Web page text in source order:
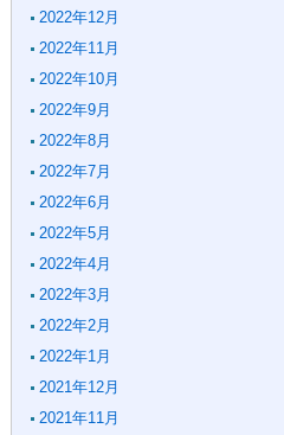
2022年12月
2022年11月
2022年10月
2022年9月
2022年8月
2022年7月
2022年6月
2022年5月
2022年4月
2022年3月
2022年2月
2022年1月
2021年12月
2021年11月